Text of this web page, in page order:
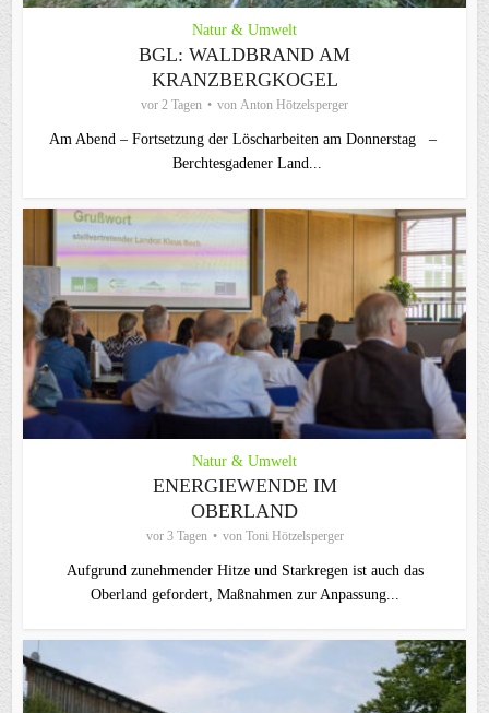
Natur & Umwelt
BGL: WALDBRAND AM
KRANZBERGKOGEL
vor 2 Tagen von Anton Hötzelsperger
Am Abend – Fortsetzung der Löscharbeiten am Donnerstag –
Berchtesgadener Land...
Natur & Umwelt
ENERGIEWENDE IM
OBERLAND
vor 3 Tagen von Toni Hötzelsperger
Aufgrund zunehmender Hitze und Starkregen ist auch das
Oberland gefordert, Maßnahmen zur Anpassung...